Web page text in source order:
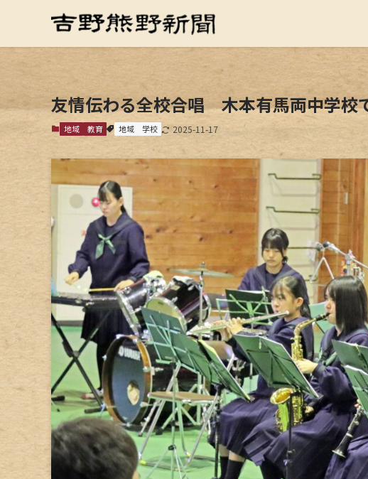
友情伝わる全校合唱 木本有馬両中学校
地域 教育 地域 学校 2025-11-17